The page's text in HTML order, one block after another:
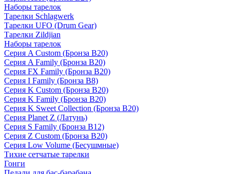
Наборы тарелок
Тарелки Schlagwerk
Тарелки UFO (Drum Gear)
Тарелки Zildjian
Наборы тарелок
Серия A Custom (Бронза B20)
Серия A Family (Бронза B20)
Серия FX Family (Бронза B20)
Серия I Family (Бронза B8)
Серия K Custom (Бронза B20)
Серия K Family (Бронза B20)
Серия K Sweet Collection (Бронза B20)
Серия Planet Z (Латунь)
Серия S Family (Бронза B12)
Серия Z Custom (Бронза B20)
Серия Low Volume (Бесушмные)
Тихие сетчатые тарелки
Гонги